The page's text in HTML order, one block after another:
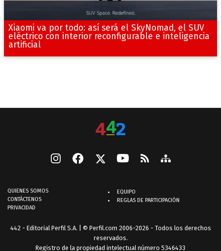
Xiaomi va por todo: así será el SkyNomad, el SUV
eléctrico con interior reconfigurable e inteligencia
artificial
QUIENES SOMOS
CONTÁCTENOS
PRIVACIDAD
EQUIPO
REGLAS DE PARTICIPACIÓN
442 - Editorial Perfil S.A. | © Perfil.com 2006-2026 - Todos los derechos
reservados.
Registro de la propiedad intelectual número 5346433